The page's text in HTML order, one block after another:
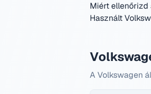
Miért
Használt
A Volkswagen